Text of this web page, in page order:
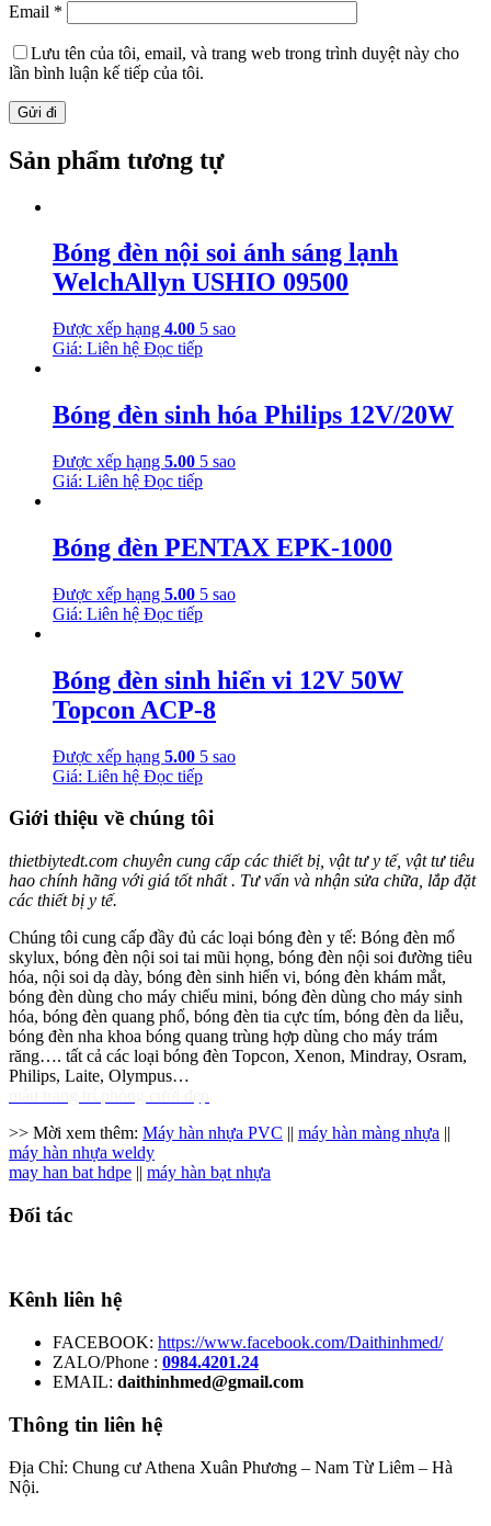
Email *
Lưu tên của tôi, email, và trang web trong trình duyệt này cho
lần bình luận kế tiếp của tôi.
Sản phẩm tương tự
Bóng đèn nội soi ánh sáng lạnh
WelchAllyn USHIO 09500
Được xếp hạng 4.00 5 sao
Giá: Liên hệ Đọc tiếp
Bóng đèn sinh hóa Philips 12V/20W
Được xếp hạng 5.00 5 sao
Giá: Liên hệ Đọc tiếp
Bóng đèn PENTAX EPK-1000
Được xếp hạng 5.00 5 sao
Giá: Liên hệ Đọc tiếp
Bóng đèn sinh hiển vi 12V 50W
Topcon ACP-8
Được xếp hạng 5.00 5 sao
Giá: Liên hệ Đọc tiếp
Giới thiệu về chúng tôi
thietbiytedt.com chuyên cung cấp các thiết bị, vật tư y tế, vật tư tiêu
hao chính hãng với giá tốt nhất . Tư vấn và nhận sửa chữa, lắp đặt
các thiết bị y tế.
Chúng tôi cung cấp đầy đủ các loại bóng đèn y tế: Bóng đèn mổ
skylux, bóng đèn nội soi tai mũi họng, bóng đèn nội soi đường tiêu
hóa, nội soi dạ dày, bóng đèn sinh hiển vi, bóng đèn khám mắt,
bóng đèn dùng cho máy chiếu mini, bóng đèn dùng cho máy sinh
hóa, bóng đèn quang phổ, bóng đèn tia cực tím, bóng đèn da liễu,
bóng đèn nha khoa bóng quang trùng hợp dùng cho máy trám
răng…. tất cả các loại bóng đèn Topcon, Xenon, Mindray, Osram,
Philips, Laite, Olympus…
>> Mời xem thêm: Máy hàn nhựa PVC || máy hàn màng nhựa ||
máy hàn nhựa weldy
may han bat hdpe || máy hàn bạt nhựa
Đối tác
Kênh liên hệ
FACEBOOK: https://www.facebook.com/Daithinhmed/
ZALO/Phone : 0984.4201.24
EMAIL: daithinhmed@gmail.com
Thông tin liên hệ
Địa Chỉ: Chung cư Athena Xuân Phương – Nam Từ Liêm – Hà
Nội.